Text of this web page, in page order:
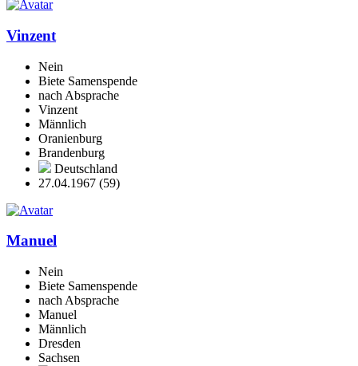
Vinzent
Nein
Biete Samenspende
nach Absprache
Vinzent
Männlich
Oranienburg
Brandenburg
Deutschland
27.04.1967 (59)
Manuel
Nein
Biete Samenspende
nach Absprache
Manuel
Männlich
Dresden
Sachsen